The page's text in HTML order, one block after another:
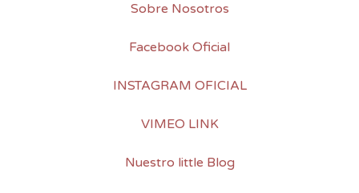
Sobre Nosotros
Facebook Oficial
INSTAGRAM OFICIAL
VIMEO LINK
Nuestro little Blog